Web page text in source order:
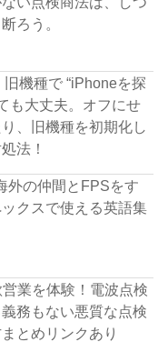
ろう。
旧機種で “iPhoneを探
も大丈夫。オフにせ
、旧機種を初期化し
法！
外の仲間とFPSをす
クスで使える英語集
業を体験！電波点検
務もない悪質な点検
とめリンクあり